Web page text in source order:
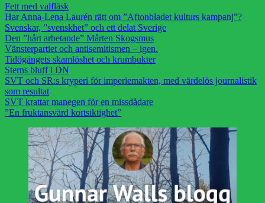
Fett med valfläsk
Har Anna-Lena Laurén rätt om ”Aftonbladet kulturs kampanj”?
Svenskar, ”svenskhet” och ett delat Sverige
Den ”hårt arbetande” Mårten Skogsmus
Vänsterpartiet och antisemitismen – igen.
Tidögängets skamlöshet och krumbukter
Sterns bluff i DN
SVT och SR:s kryperi för imperiemakten, med värdelös journalistik
som resultat
SVT krattar manegen för en missdådare
”En fruktansvärd kortsiktighet”